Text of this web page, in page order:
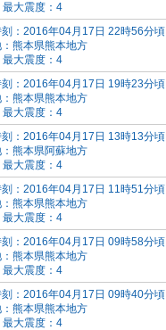
最大震度：4
：2016年04月17日 22時56分頃
：熊本県熊本地方
最大震度：4
：2016年04月17日 19時23分頃
：熊本県熊本地方
最大震度：4
：2016年04月17日 13時13分頃
：熊本県阿蘇地方
最大震度：4
：2016年04月17日 11時51分頃
：熊本県熊本地方
最大震度：4
：2016年04月17日 09時58分頃
：熊本県熊本地方
最大震度：4
：2016年04月17日 09時40分頃
：熊本県熊本地方
最大震度：4